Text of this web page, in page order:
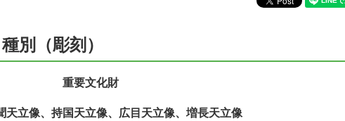
別（彫刻）
重要文化財
立像、持国天立像、広目天立像、増長天立像